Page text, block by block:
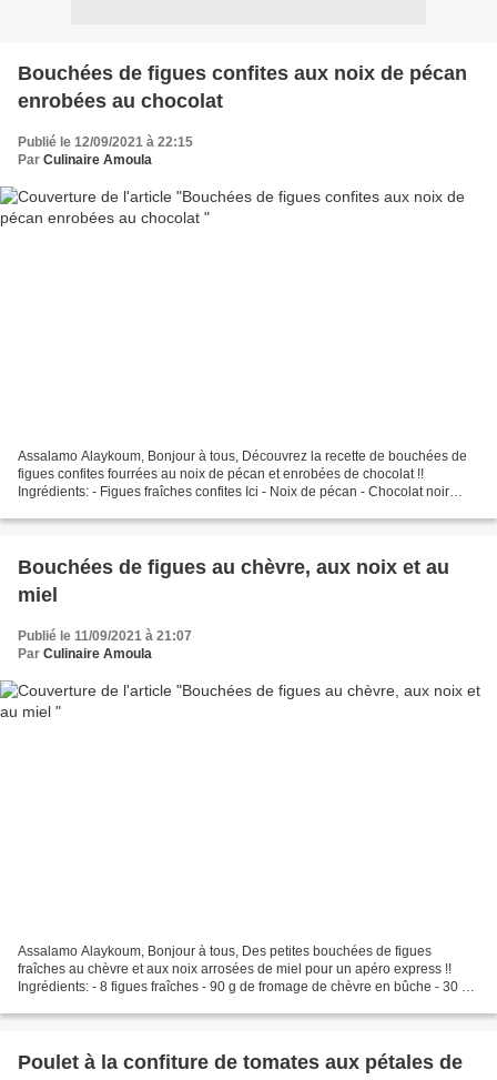
Bouchées de figues confites aux noix de pécan
enrobées au chocolat
Publié le 12/09/2021 à 22:15
Par Culinaire Amoula
Assalamo Alaykoum, Bonjour à tous, Découvrez la recette de bouchées de
figues confites fourrées au noix de pécan et enrobées de chocolat !!
Ingrédients: - Figues fraîches confites Ici - Noix de pécan - Chocolat noir
Bouchées de figues au chèvre, aux noix et au
miel
Publié le 11/09/2021 à 21:07
Par Culinaire Amoula
Assalamo Alaykoum, Bonjour à tous, Des petites bouchées de figues
fraîches au chèvre et aux noix arrosées de miel pour un apéro express !!
Ingrédients: - 8 figues fraîches - 90 g de fromage de chèvre en bûche - 30 g
Poulet à la confiture de tomates aux pétales de